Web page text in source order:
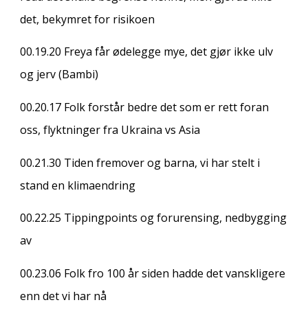
det, bekymret for risikoen
00.19.20 Freya får ødelegge mye, det gjør ikke ulv
og jerv (Bambi)
00.20.17 Folk forstår bedre det som er rett foran
oss, flyktninger fra Ukraina vs Asia
00.21.30 Tiden fremover og barna, vi har stelt i
stand en klimaendring
00.22.25 Tippingpoints og forurensing, nedbygging
av
00.23.06 Folk fro 100 år siden hadde det vanskligere
enn det vi har nå